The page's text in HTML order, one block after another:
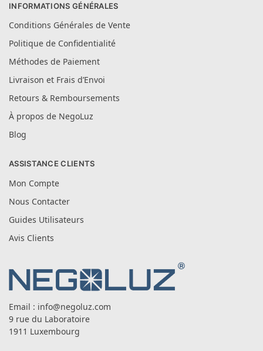
INFORMATIONS GÉNÉRALES
Conditions Générales de Vente
Politique de Confidentialité
Méthodes de Paiement
Livraison et Frais d’Envoi
Retours & Remboursements
À propos de NegoLuz
Blog
ASSISTANCE CLIENTS
Mon Compte
Nous Contacter
Guides Utilisateurs
Avis Clients
Email : info@negoluz.com
9 rue du Laboratoire
1911 Luxembourg